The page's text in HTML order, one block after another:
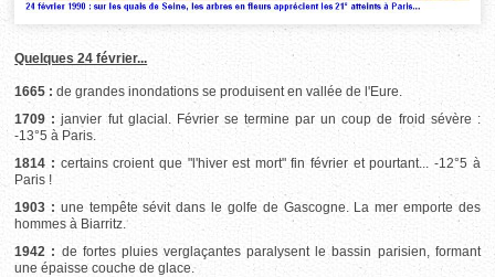
Quelques 24 février...
1665 : de grandes inondations se produisent en vallée de l'Eure.
1709 : janvier fut glacial. Février se termine par un coup de froid sévère :
-13°5 à Paris.
1814 : certains croient que "l'hiver est mort" fin février et pourtant... -12°5 à
Paris !
1903 : une tempête sévit dans le golfe de Gascogne. La mer emporte des
hommes à Biarritz.
1942 : de fortes pluies verglaçantes paralysent le bassin parisien, formant
une épaisse couche de glace.